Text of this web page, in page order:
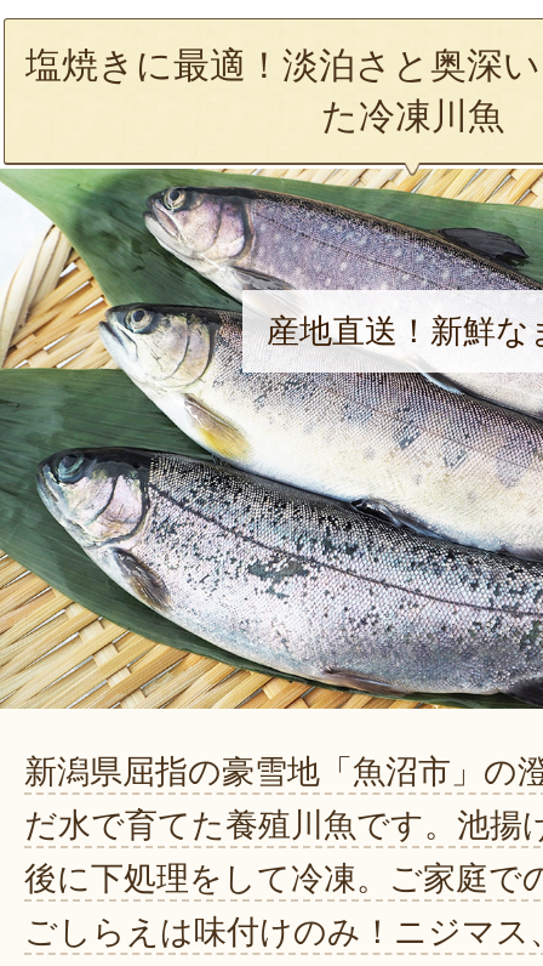
塩焼きに最適！淡泊さと奥深
た冷凍川魚
産地直送！新鮮
新潟県屈指の豪雪地「魚沼市」の
だ水で育てた養殖川魚です。池揚
後に下処理をして冷凍。ご家庭で
ごしらえは味付けのみ！ニジマス